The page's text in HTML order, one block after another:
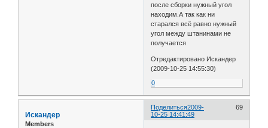
после сборки нужный угол
находим.А так как ни
старался всё равно нужный
угол между штанинами не
получается
Отредактировано Искандер
(2009-10-25 14:55:30)
0
Поделиться 69
2009-
10-25 14:41:49
Искандер
Members